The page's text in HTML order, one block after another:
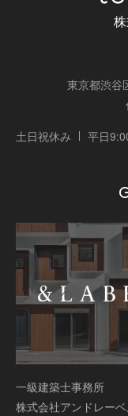
東京都渋谷
土日祝休み
平日
一級建築士事務所
株式会社アンドレー